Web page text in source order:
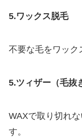
5.ワックス脱毛
不要な毛をワック
5.ツィザー（毛抜
WAXで取り切れ
す。